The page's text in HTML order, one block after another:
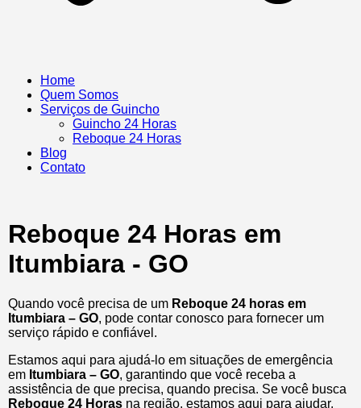
Home
Quem Somos
Serviços de Guincho
Guincho 24 Horas
Reboque 24 Horas
Blog
Contato
Reboque 24 Horas em
Itumbiara - GO
Quando você precisa de um Reboque 24 horas em
Itumbiara – GO, pode contar conosco para fornecer um
serviço rápido e confiável.
Estamos aqui para ajudá-lo em situações de emergência
em Itumbiara – GO, garantindo que você receba a
assistência de que precisa, quando precisa. Se você busca
Reboque 24 Horas na região, estamos aqui para ajudar.